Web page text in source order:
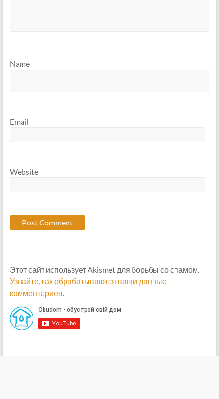
Name
Email
Website
Этот сайт использует Akismet для борьбы со спамом.
Узнайте, как обрабатываются ваши данные
комментариев